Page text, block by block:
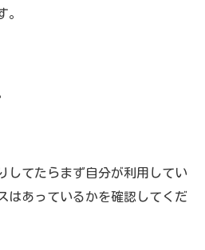
。
してたらまず自分が利用してい
はあっているかを確認してくだ